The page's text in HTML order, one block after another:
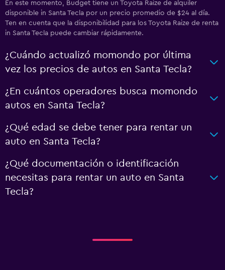
En este momento, Budget tiene un Toyota Raize de alquiler
disponible in Santa Tecla por un precio promedio de $24 al día.
Ten en cuenta que la disponibilidad para los Toyota Raize de renta
in Santa Tecla puede cambiar rápidamente.
¿Cuándo actualizó momondo por última
vez los precios de autos en Santa Tecla?
¿En cuántos operadores busca momondo
autos en Santa Tecla?
¿Qué edad se debe tener para rentar un
auto en Santa Tecla?
¿Qué documentación o identificación
necesitas para rentar un auto en Santa
Tecla?